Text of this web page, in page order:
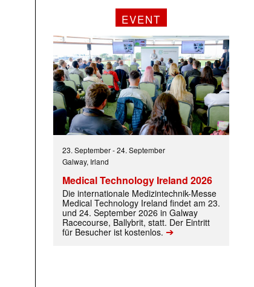
jede Woche aktuell informiert.
EVENT
23. September-24. September
Galway, Irland
Medical Technology Ireland 2026
Die internationale Medizintechnik-Messe
Medical Technology Ireland findet am 23.
und 24. September 2026 in Galway
Racecourse, Ballybrit, statt. Der Eintritt
für Besucher ist kostenlos. ➔